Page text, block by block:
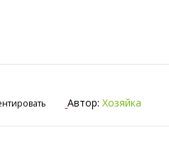
Автор:Хозяйка